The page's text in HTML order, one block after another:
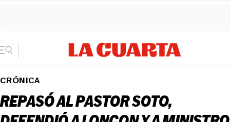
CRÓNICA
REPASÓ AL PASTOR SOTO,